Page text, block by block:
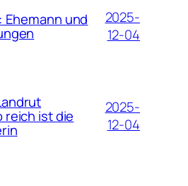
Ehemann und
2025-
12-04
reich ist die
2025-
12-04